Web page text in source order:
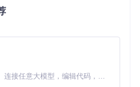
）技术，模拟不同乐器的音色
结构 → 渲染引擎 → 可视化乐谱
Claude Code 的开源替代方案。连接任意大模型，编辑代码，运行命令，自动验证 — 全自动执行。用 Rust 构建，极致性能。 ｜ An open-source alternative to Claude Code. Connect any LLM, edit code, run commands, and verify changes — autonomously. Built in Rust for speed. Get Started